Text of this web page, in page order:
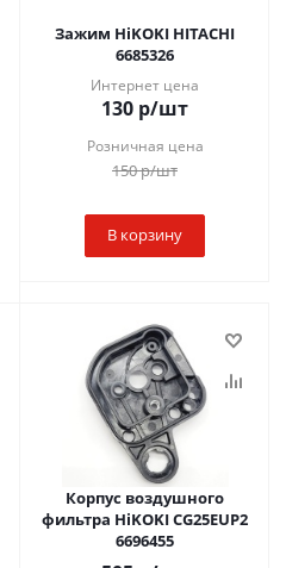
Зажим HiKOKI HITACHI
6685326
Интернет цена
130 р/шт
Розничная цена
150р/шт
В корзину
Корпус воздушного
фильтра HiKOKI CG25EUP2
6696455